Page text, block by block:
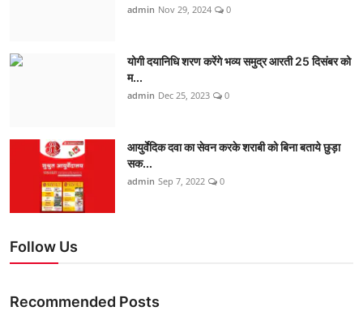
admin Nov 29, 2024 0
योगी दयानिधि शरण करेंगे भव्य समुद्र आरती 25 दिसंबर को
म...
admin Dec 25, 2023 0
आयुर्वेदिक दवा का सेवन करके शराबी को बिना बताये छुड़ा
सक...
admin Sep 7, 2022 0
Follow Us
Recommended Posts